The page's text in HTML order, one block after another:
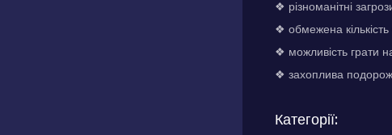
❖ різноманітні
❖ обмежена
❖ можливість грати
❖ захоплива
Категорії: